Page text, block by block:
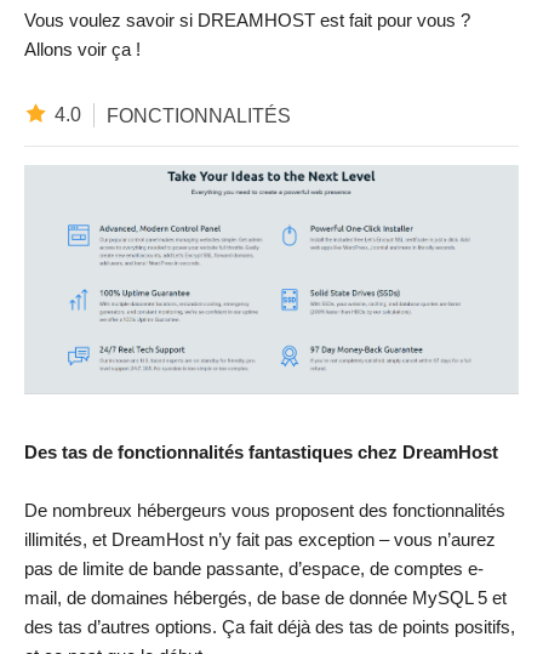
Vous voulez savoir si DREAMHOST est fait pour vous ?
Allons voir ça !
4.0 FONCTIONNALITÉS
Des tas de fonctionnalités fantastiques chez DreamHost
De nombreux hébergeurs vous proposent des fonctionnalités
illimités, et DreamHost n’y fait pas exception – vous n’aurez
pas de limite de bande passante, d’espace, de comptes e-
mail, de domaines hébergés, de base de donnée MySQL 5 et
des tas d’autres options. Ça fait déjà des tas de points positifs,